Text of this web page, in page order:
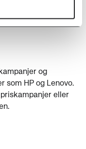
og
som HP og Lenovo.
eller